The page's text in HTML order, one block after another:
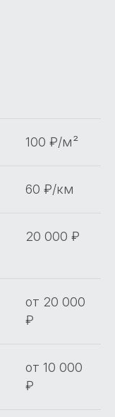
100 ₽/м²
60 ₽/км
20 000 ₽
от 20 000
₽
от 10 000
₽